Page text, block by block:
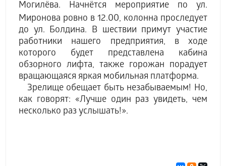
Могилёва. Начнётся мероприятие по
ул.
Миронова ровно в 12.00, колонна проследует
до ул. Болдина. В шествии примут участие
работники нашего предприятия, в ходе
которого будет представлена кабина
обзорного лифта, также горожан порадует
вращающаяся яркая мобильная платформа.
Зрелище обещает быть незабываемым! Но,
как говорят: «Лучше один раз увидеть, чем
несколько раз услышать!».